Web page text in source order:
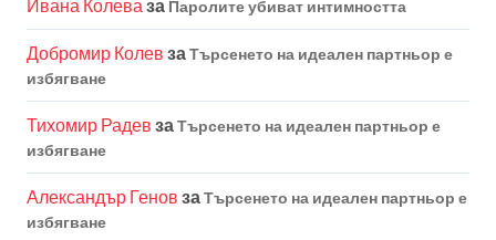
Ивана Колеваза Паролите убиват интимността
Добромир Колев заТърсенето на идеален партньор е
избягване
Тихомир Радев заТърсенето на идеален партньор е
избягване
Александър Генов заТърсенето на идеален партньор е
избягване